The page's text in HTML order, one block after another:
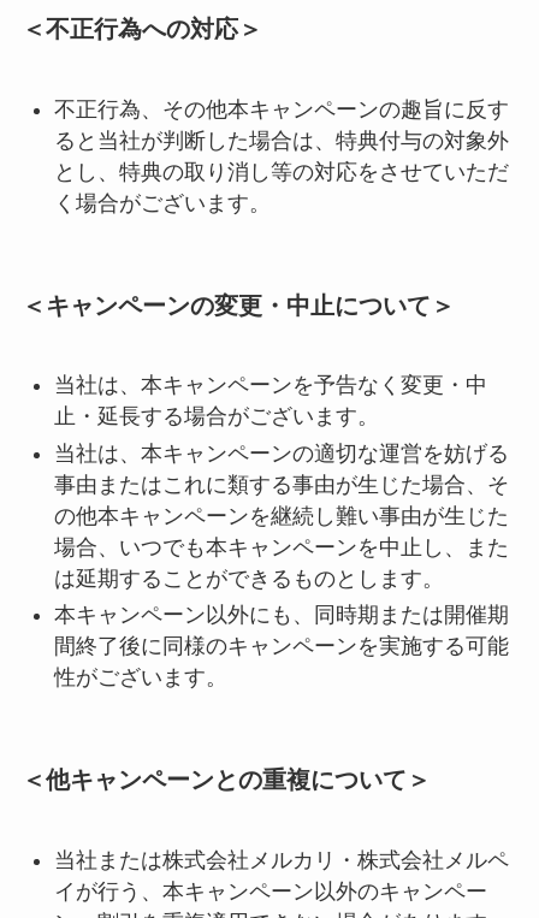
＜不正行為への対応＞
不正行為、その他本キャンペーンの趣旨に反す
ると当社が判断した場合は、特典付与の対象外
とし、特典の取り消し等の対応をさせていただ
く場合がございます。
＜キャンペーンの変更・中止について＞
当社は、本キャンペーンを予告なく変更・中
止・延長する場合がございます。
当社は、本キャンペーンの適切な運営を妨げる
事由またはこれに類する事由が生じた場合、そ
の他本キャンペーンを継続し難い事由が生じた
場合、いつでも本キャンペーンを中止し、また
は延期することができるものとします。
本キャンペーン以外にも、同時期または開催期
間終了後に同様のキャンペーンを実施する可能
性がございます。
＜他キャンペーンとの重複について＞
当社または株式会社メルカリ・株式会社メルペ
イが行う、本キャンペーン以外のキャンペー